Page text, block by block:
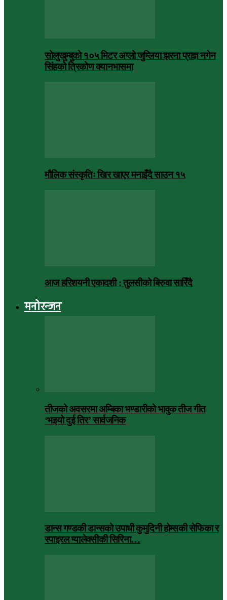
सोलुखुम्बुको १०५ मिटर अग्लो जुम्लिया झरना प्राज्ञ नगेन
सिंहको त्रिकोण क्यानभासमा
मौलिक संस्कृतिः खिर खाएर मनाइँदै साउन १५
आज हरिशयनी एकादशी : तुलसीको बिरुवा सारिँदै
मनोरन्जन
तीजको अवसरमा अम्बिका भण्डारीको भावुक तीज गीत
‘भइयो दुई तिर’ सार्वजनिक
डान्स गण्डकी डान्सको उपाधी कुमुदिनी होम्सकी सेफिका र
स्पाइरल ग्यालेक्सीकी सिरिना…